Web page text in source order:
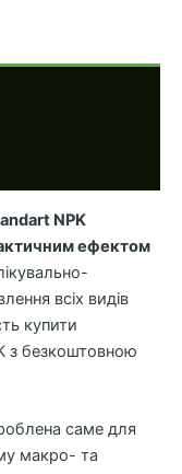
NPK
ефектом
всіх видів
купити
з безкоштовною
саме для
макро- та